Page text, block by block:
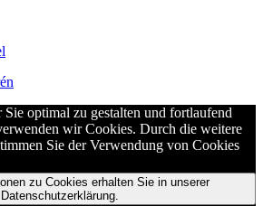
Sie optimal zu gestalten und fortlaufend
wir Cookies. Durch die weitere
Sie der Verwendung von Cookies
zu Cookies erhalten Sie in unserer
Datenschutzerklärung.